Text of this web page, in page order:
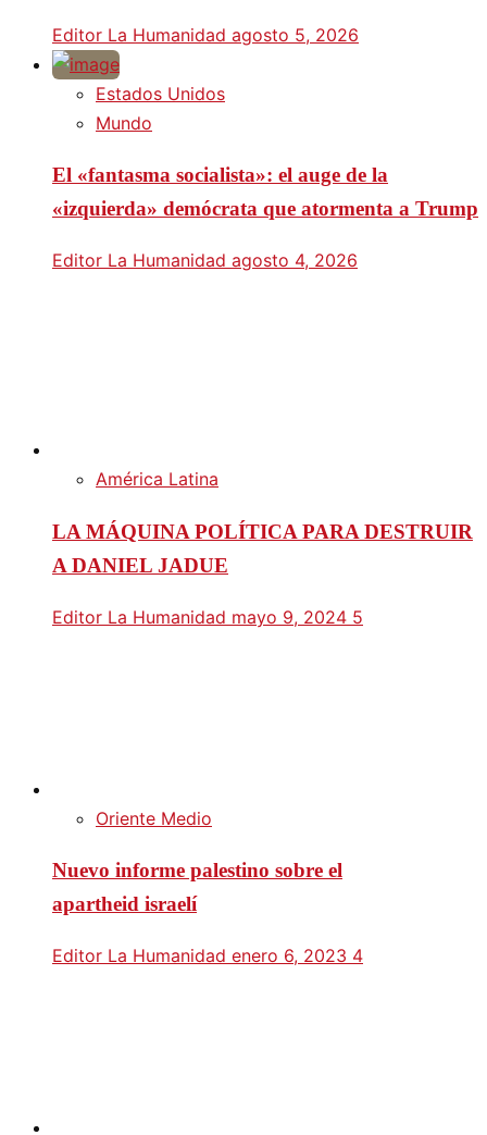
Editor La Humanidad agosto 5, 2026
Estados Unidos
Mundo
El «fantasma socialista»: el auge de la
«izquierda» demócrata que atormenta a Trump
Editor La Humanidad agosto 4, 2026
América Latina
LA MÁQUINA POLÍTICA PARA DESTRUIR
A DANIEL JADUE
Editor La Humanidad mayo 9, 2024 5
Oriente Medio
Nuevo informe palestino sobre el
apartheid israelí
Editor La Humanidad enero 6, 2023 4